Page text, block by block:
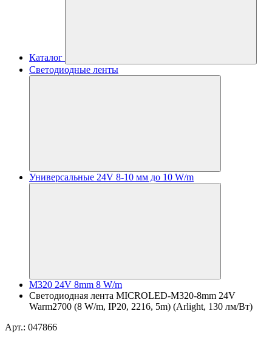
Каталог
Светодиодные ленты
Универсальные 24V 8-10 мм до 10 W/m
M320 24V 8mm 8 W/m
Светодиодная лента MICROLED-M320-8mm 24V
Warm2700 (8 W/m, IP20, 2216, 5m) (Arlight, 130 лм/Вт)
Арт.: 047866